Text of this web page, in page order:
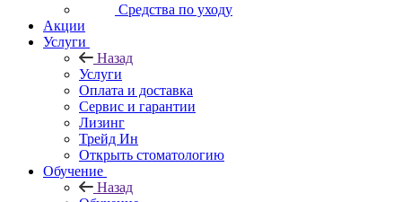
Средства по уходу
Акции
Услуги
Назад
Услуги
Оплата и доставка
Сервис и гарантии
Лизинг
Трейд Ин
Открыть стоматологию
Обучение
Назад